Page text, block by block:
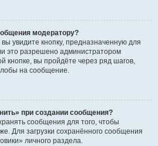
модератору?
увидите кнопку, предназначенную для
это разрешено администратором
кнопке, вы пройдёте через ряд шагов,
на сообщение.
при создании сообщения?
сообщения для того, чтобы
Для загрузки сохранённого сообщения
личного раздела.